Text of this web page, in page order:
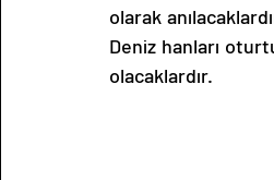
olarak
Deniz hanları
olacaklardır.